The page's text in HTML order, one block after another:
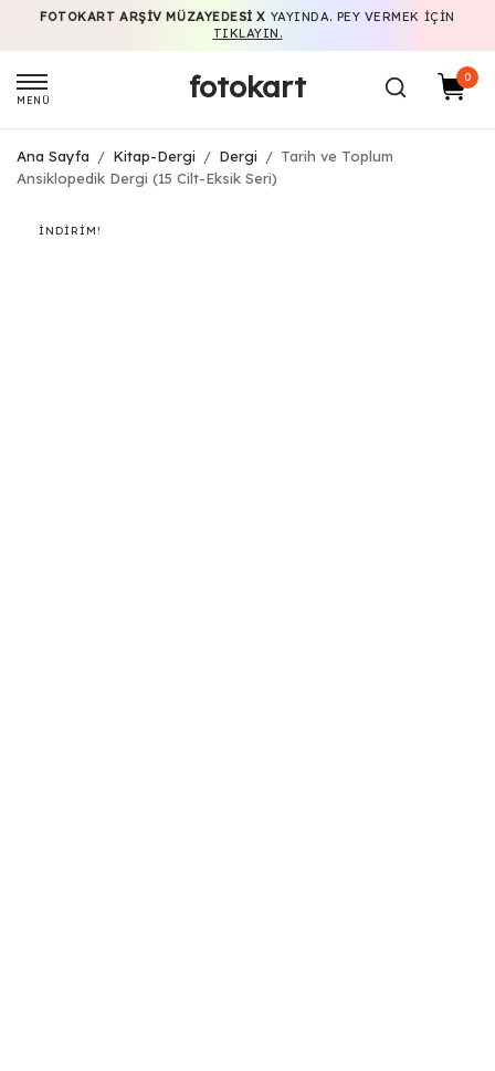
FOTOKART ARŞIV MÜZAYEDESI X YAYINDA. PEY VERMEK IÇIN
TIKLAYIN.
MENÜ fotokart 0
Ana Sayfa / Kitap-Dergi / Dergi / Tarih ve Toplum
Ansiklopedik Dergi (15 Cilt-Eksik Seri)
İNDIRIM!